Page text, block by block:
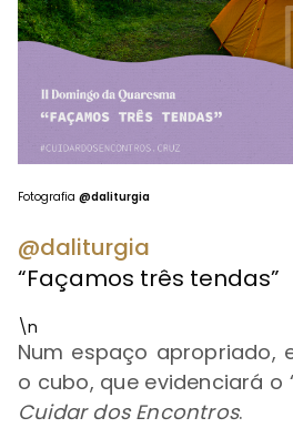
Fotografia @daliturgia
@daliturgia
“Façamos três tendas”
\n
Num espaço apropriado,
o cubo, que evidenciará o
Cuidar dos Encontros.